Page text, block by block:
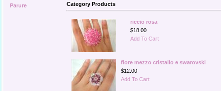
Parure
Category Products
riccio rosa
$18.00
Add To Cart
fiore mezzo cristallo e swarovski
$12.00
Add To Cart